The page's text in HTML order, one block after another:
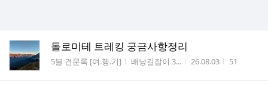
돌로미테 트레킹 궁금사항정리
게시판명
5불 견문록 [여.행.기] 작성자
배낭길잡이 3... 작성시간
26.08.03 조회수
51